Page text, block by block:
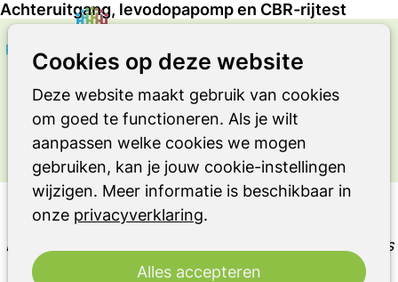
Cookies op deze website
Deze website maakt gebruik van cookies
om goed te functioneren. Als je wilt
aanpassen welke cookies we mogen
gebruiken, kan je jouw cookie-instellingen
wijzigen. Meer informatie is beschikbaar in
onze privacyverklaring.
Alles accepteren
Achteruitgang, levodopapomp en CBR-rijtest
OVER LEVEN MET DE ZIEKTE VAN
PARKINSONISME OF RBD
Ervaringsverhaal
Achteruitgang, levodopapomp en CBR-rijtest
Deze blogpost is onderdeel van een serie blogposts
van Tineke Vollebregt over het verloop van haar